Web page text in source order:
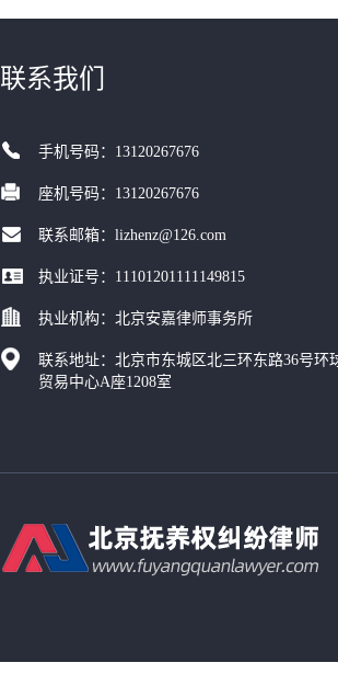
联系我们
手机号码：13120267676
座机号码：13120267676
联系邮箱：lizhenz@126.com
执业证号：11101201111149815
执业机构：北京安嘉律师事务所
联系地址：北京市东城区北三环东路36号环
贸易中心A座1208室